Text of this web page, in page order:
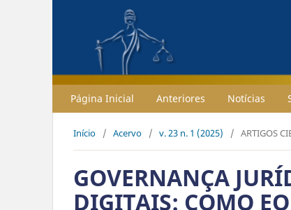
Página Inicial Anteriores Notícias
Início / Acervo / v. 23 n. 1 (2025) / ARTIGOS
GOVERNANÇA
DIGITAIS: COMO